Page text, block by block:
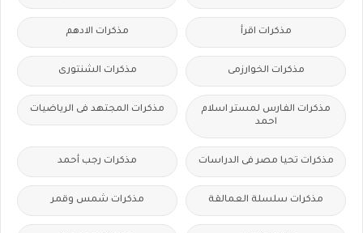
مذكرات اقرأ مذكرات الادهم
مذكرات الخوارزمى مذكرات الشنتورى
مذكرات الفارس لمستر اسلام
احمد
مذكرات المجتهد فى الرياضيات
مذكرات تحيا مصر فى الدراسات مذكرات رجب أحمد
مذكرات سلسلة العمالقة مذكرات شمس وقمر